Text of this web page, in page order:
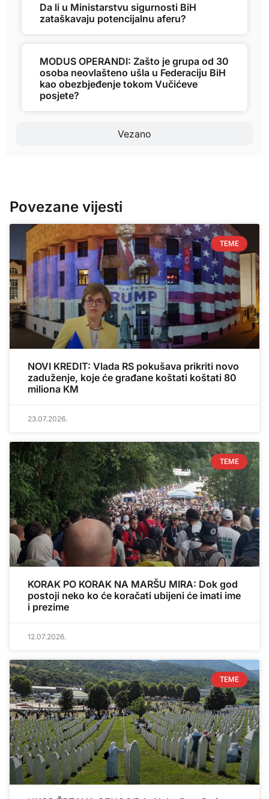
Vezano
Da li u Ministarstvu sigurnosti BiH
zataškavaju potencijalnu aferu?
MODUS OPERANDI: Zašto je grupa od 30
osoba neovlašteno ušla u Federaciju BiH
kao obezbjeđenje tokom Vučićeve
posjete?
Povezane vijesti
TEME
NOVI KREDIT: Vlada RS pokušava prikriti novo
zaduženje, koje će građane koštati koštati 80
miliona KM
23.07.2026.
TEME
KORAK PO KORAK NA MARŠU MIRA: Dok god
postoji neko ko će koračati ubijeni će imati ime
i prezime
12.07.2026.
TEME